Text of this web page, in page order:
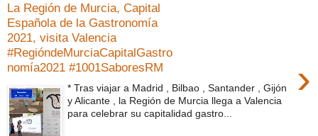
La Región de Murcia, Capital
Española de la Gastronomía
2021, visita Valencia
#RegióndeMurciaCapitalGastro
nomía2021 #1001SaboresRM
›
* Tras viajar a Madrid , Bilbao , Santander , Gijón
y Alicante , la Región de Murcia llega a Valencia
para celebrar su capitalidad gastro...